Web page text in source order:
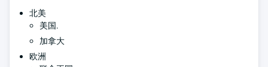
北美
美国.
加拿大
欧洲